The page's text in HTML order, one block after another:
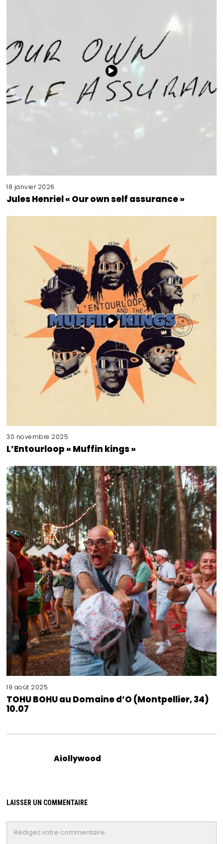
18 janvier 2026
Jules Henriel « Our own self assurance »
30 novembre 2025
L’Entourloop « Muffin kings »
19 août 2025
TOHU BOHU au Domaine d’O (Montpellier, 34)
10.07
Aiollywood
LAISSER UN COMMENTAIRE